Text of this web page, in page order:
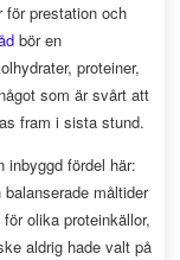
för prestation och
bör en
proteiner,
som är svårt att
fram i sista stund.
inbyggd fördel här:
måltider
olika proteinkällor,
aldrig hade valt på